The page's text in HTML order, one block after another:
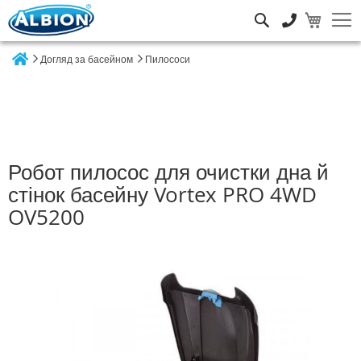
Догляд за басейном Пилососи
Робот пилосос для очистки дна й
стінок басейну Vortex PRO 4WD
OV5200